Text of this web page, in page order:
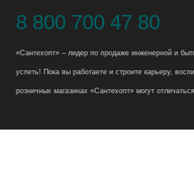
8 800 700 47 80
«Сантехопт» – лидер по продаже инженерной и
успеть! Пока вы работаете и строите карьеру,
розничных магазинах «Сантехопт» могут